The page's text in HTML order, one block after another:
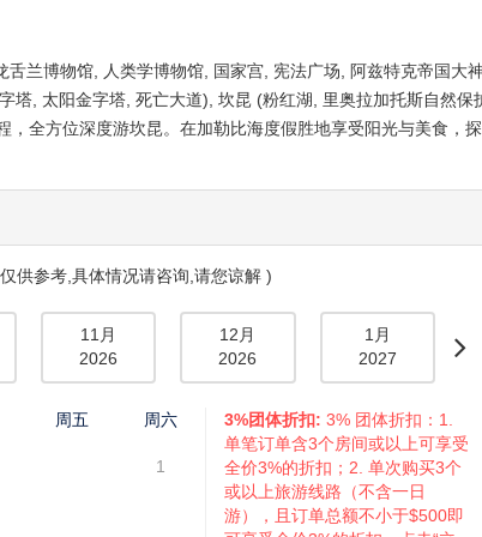
, 太阳金字塔, 死亡大道), 坎昆 (粉红湖, 里奥拉加托斯自然保护
全方位深度游坎昆。在加勒比海度假胜地享受阳光与美食，探